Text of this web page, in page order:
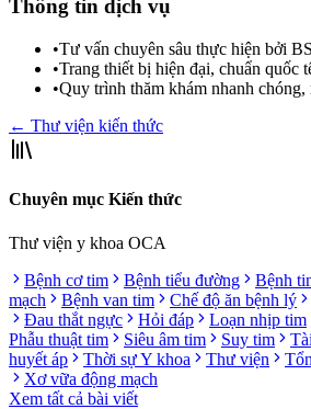
Thông tin dịch vụ
•Tư vấn chuyên sâu thực hiện bởi
•Trang thiết bị hiện đại, chuẩn quốc
•Quy trình thăm khám nhanh chóng,
← Thư viện kiến thức
Chuyên mục Kiến thức
Thư viện y khoa OCA
Bệnh cơ tim
Bệnh tiểu đường Bệnh
mạch
Bệnh van tim Chế độ ăn bệnh lý
Đau thắt ngực
Hỏi đáp Loạn nhịp tim
Phẫu thuật tim
Siêu âm tim Suy tim
huyết áp
Thời sự Y khoa Thư viện
Xơ vữa động mạch
Xem tất cả bài viết